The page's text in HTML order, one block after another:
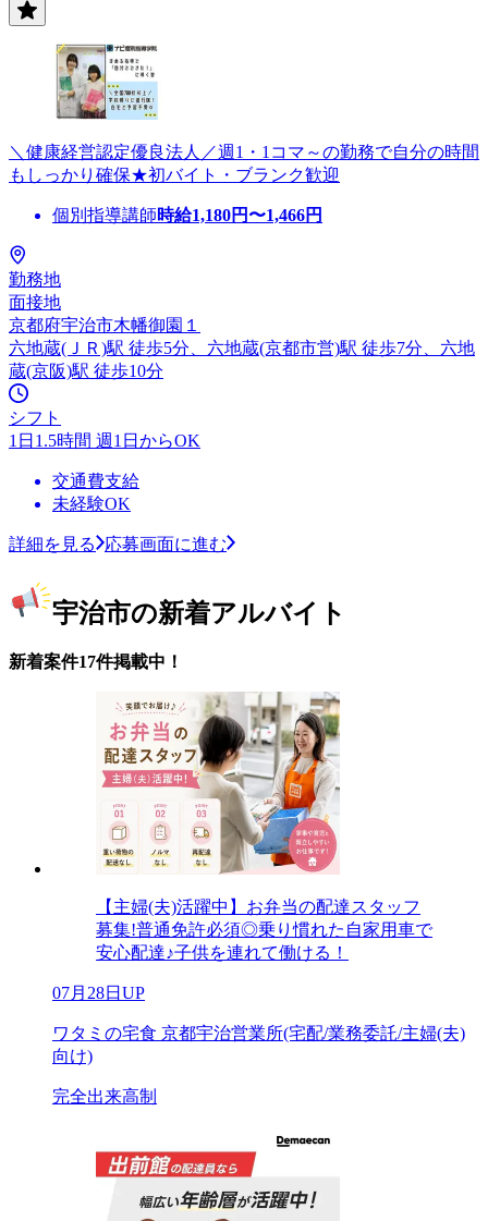
＼健康経営認定優良法人／週1・1コマ～の勤務で自分の時間
もしっかり確保★初バイト・ブランク歓迎
個別指導講師時給1,180円〜1,466円
勤務地
面接地
京都府宇治市木幡御園１
六地蔵(ＪＲ)駅 徒歩5分、六地蔵(京都市営)駅 徒歩7分、六地
蔵(京阪)駅 徒歩10分
シフト
1日1.5時間 週1日からOK
交通費支給
未経験OK
詳細を見る 応募画面に進む
宇治市の新着アルバイト
新着案件17件掲載中！
【主婦(夫)活躍中】お弁当の配達スタッフ
募集!普通免許必須◎乗り慣れた自家用車で
安心配達♪子供を連れて働ける！
07月28日UP
ワタミの宅食 京都宇治営業所(宅配/業務委託/主婦(夫)
向け)
完全出来高制